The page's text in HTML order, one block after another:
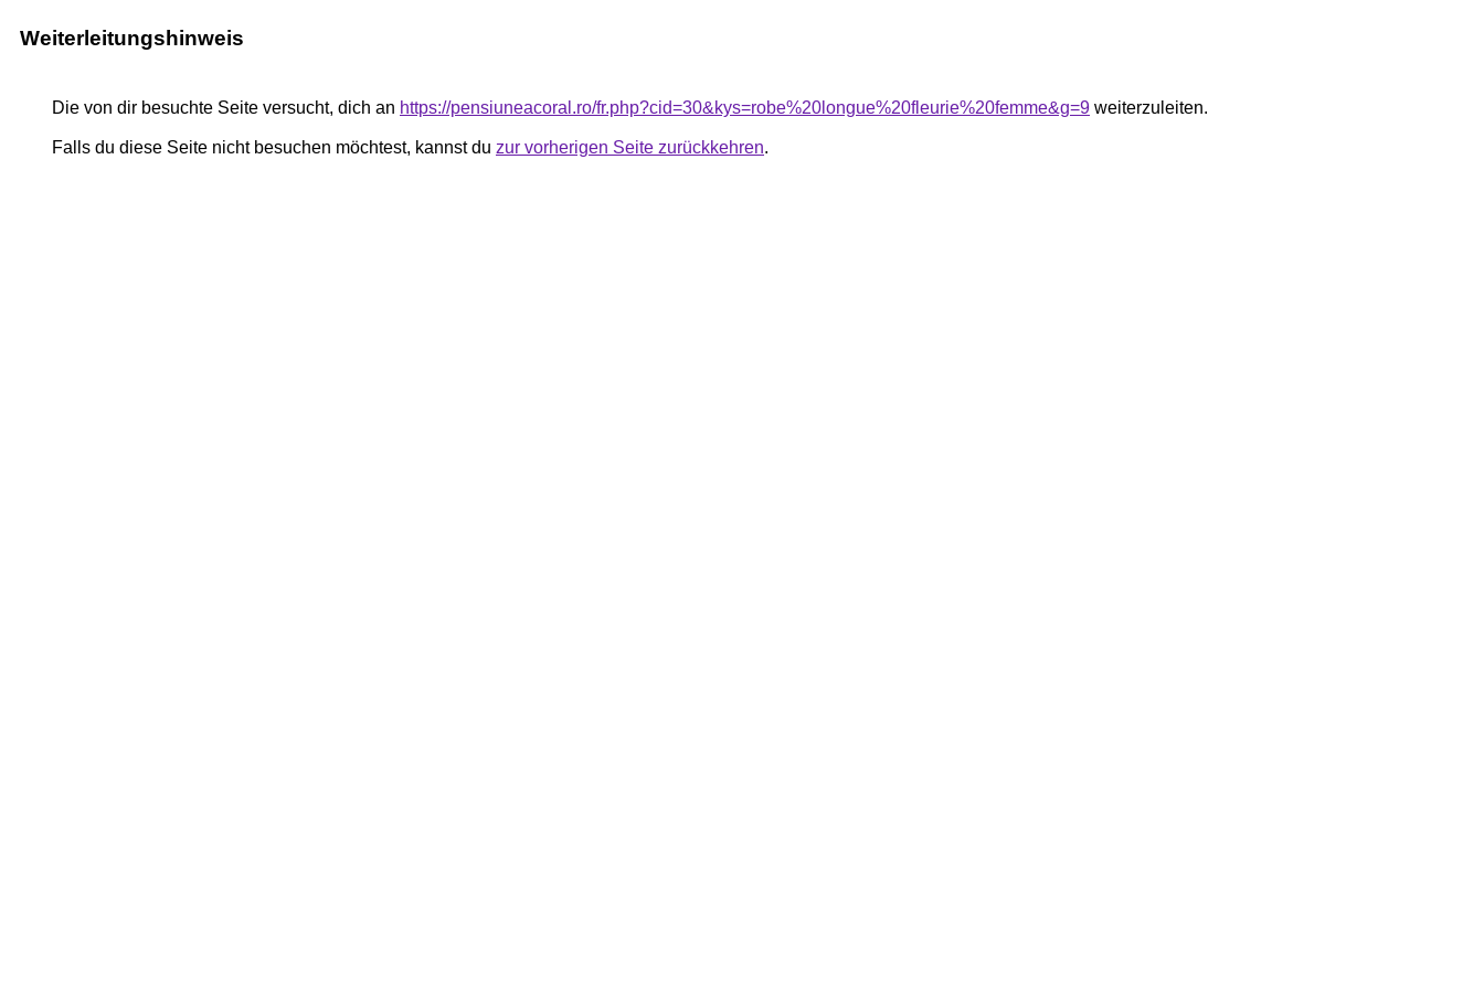
Weiterleitungshinweis
Die von dir besuchte Seite versucht, dich an https://pensiuneacoral.ro/fr.php?cid=30&kys=robe%20longue%20fleurie%20femme&g=9 weiterzuleiten.
Falls du diese Seite nicht besuchen möchtest, kannst du zur vorherigen Seite zurückkehren.